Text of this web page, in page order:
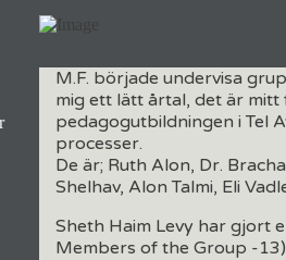
M.F. började undervisa
mig ett lätt årtal, det är
pedagogutbildningen i Tel
processer.
De är; Ruth Alon, Dr.
Shelhav, Alon Talmi, Eli
Sheth Haim Levy har gjort
Members of the Group -